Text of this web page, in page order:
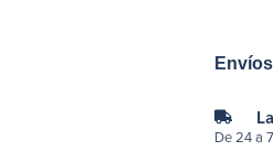
Envíos
De 24 a